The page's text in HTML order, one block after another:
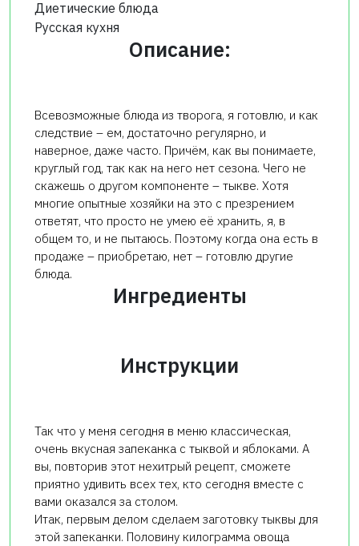
Диетические блюда
Русская кухня
Описание:
Всевозможные блюда из творога, я готовлю, и как
следствие – ем, достаточно регулярно, и
наверное, даже часто. Причём, как вы понимаете,
круглый год, так как на него нет сезона. Чего не
скажешь о другом компоненте – тыкве. Хотя
многие опытные хозяйки на это с презрением
ответят, что просто не умею её хранить, я, в
общем то, и не пытаюсь. Поэтому когда она есть в
продаже – приобретаю, нет – готовлю другие
блюда.
Ингредиенты
Инструкции
Так что у меня сегодня в меню классическая,
очень вкусная запеканка с тыквой и яблоками. А
вы, повторив этот нехитрый рецепт, сможете
приятно удивить всех тех, кто сегодня вместе с
вами оказался за столом.
Итак, первым делом сделаем заготовку тыквы для
этой запеканки. Половину килограмма овоща